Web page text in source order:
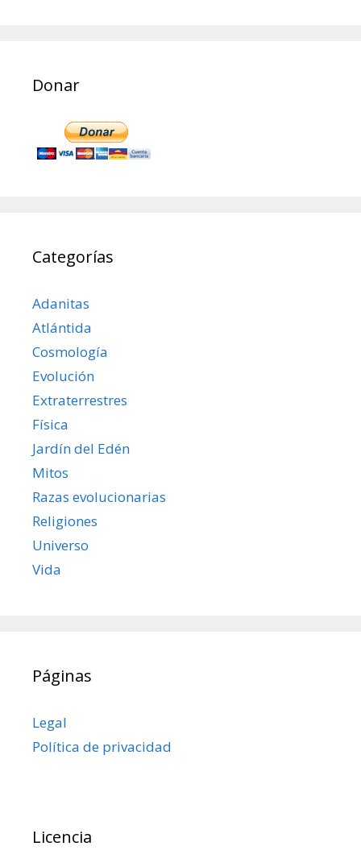
Donar
Categorías
Adanitas
Atlántida
Cosmología
Evolución
Extraterrestres
Física
Jardín del Edén
Mitos
Razas evolucionarias
Religiones
Universo
Vida
Páginas
Legal
Política de privacidad
Licencia